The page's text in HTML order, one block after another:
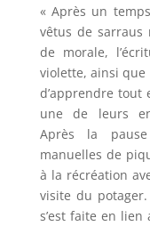
« Après un
vêtus de sarraus
de morale,
violette, ainsi que
d’apprendre tout
une de leurs
Après la
manuelles de
à la récréation
visite du
s’est faite en